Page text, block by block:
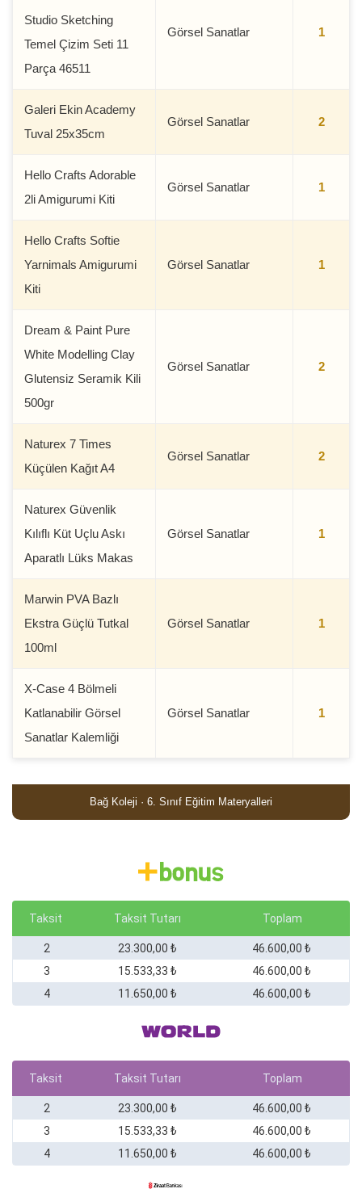
Studio Sketching
Temel Çizim Seti 11
Parça 46511
Görsel Sanatlar 1
Galeri Ekin Academy
Tuval 25x35cm
Görsel Sanatlar 2
Hello Crafts Adorable
2li Amigurumi Kiti
Görsel Sanatlar 1
Hello Crafts Softie
Yarnimals Amigurumi
Kiti
Görsel Sanatlar 1
Dream & Paint Pure
White Modelling Clay
Glutensiz Seramik Kili
500gr
Görsel Sanatlar 2
Naturex 7 Times
Küçülen Kağıt A4
Görsel Sanatlar 2
Naturex Güvenlik
Kılıflı Küt Uçlu Askı
Aparatlı Lüks Makas
Görsel Sanatlar 1
Marwin PVA Bazlı
Ekstra Güçlü Tutkal
100ml
Görsel Sanatlar 1
X-Case 4 Bölmeli
Katlanabilir Görsel
Sanatlar Kalemliği
Görsel Sanatlar 1
Bağ Koleji · 6. Sınıf Eğitim Materyalleri
Taksit Taksit Tutarı Toplam
2 23.300,00 ₺
46.600,00 ₺
3
15.533,33 ₺
46.600,00 ₺
4
11.650,00 ₺ 46.600,00 ₺
Taksit Taksit Tutarı Toplam
2 23.300,00 ₺
46.600,00 ₺
3
15.533,33 ₺
46.600,00 ₺
4
11.650,00 ₺ 46.600,00 ₺